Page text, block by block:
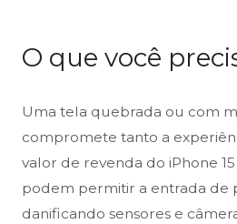
O que você
Uma tela quebrada ou com
compromete tanto a
valor de revenda do iPhone
podem permitir a entrada de
danificando sensores e